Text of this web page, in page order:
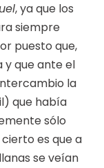
, ya que los
siempre
puesto que,
y que ante el
la
que había
sólo
es que a
se veían